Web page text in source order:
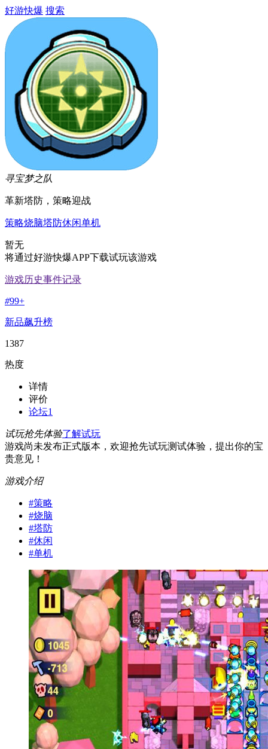
好游快爆 搜索
寻宝梦之队
革新塔防，策略迎战
策略烧脑塔防休闲单机
暂无
将通过好游快爆APP下载试玩该游戏
游戏历史事件记录
#99+
新品飙升榜
1387
热度
详情
评价
论坛1
试玩抢先体验了解试玩
游戏尚未发布正式版本，欢迎抢先试玩测试体验，提出你的宝
贵意见！
游戏介绍
#策略
#烧脑
#塔防
#休闲
#单机